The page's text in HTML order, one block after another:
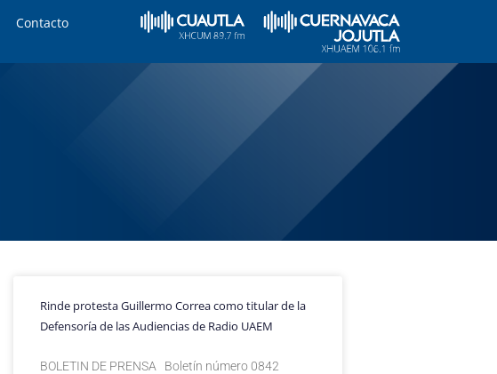
Contacto
Rinde protesta Guillermo Correa como titular de la
Defensoría de las Audiencias de Radio UAEM
BOLETIN DE PRENSA Boletín número 0842